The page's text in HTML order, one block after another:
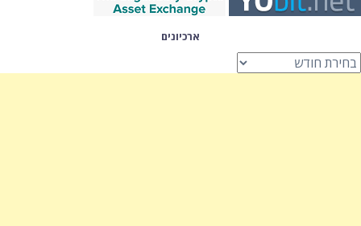
ארכיונים
ארכיונים